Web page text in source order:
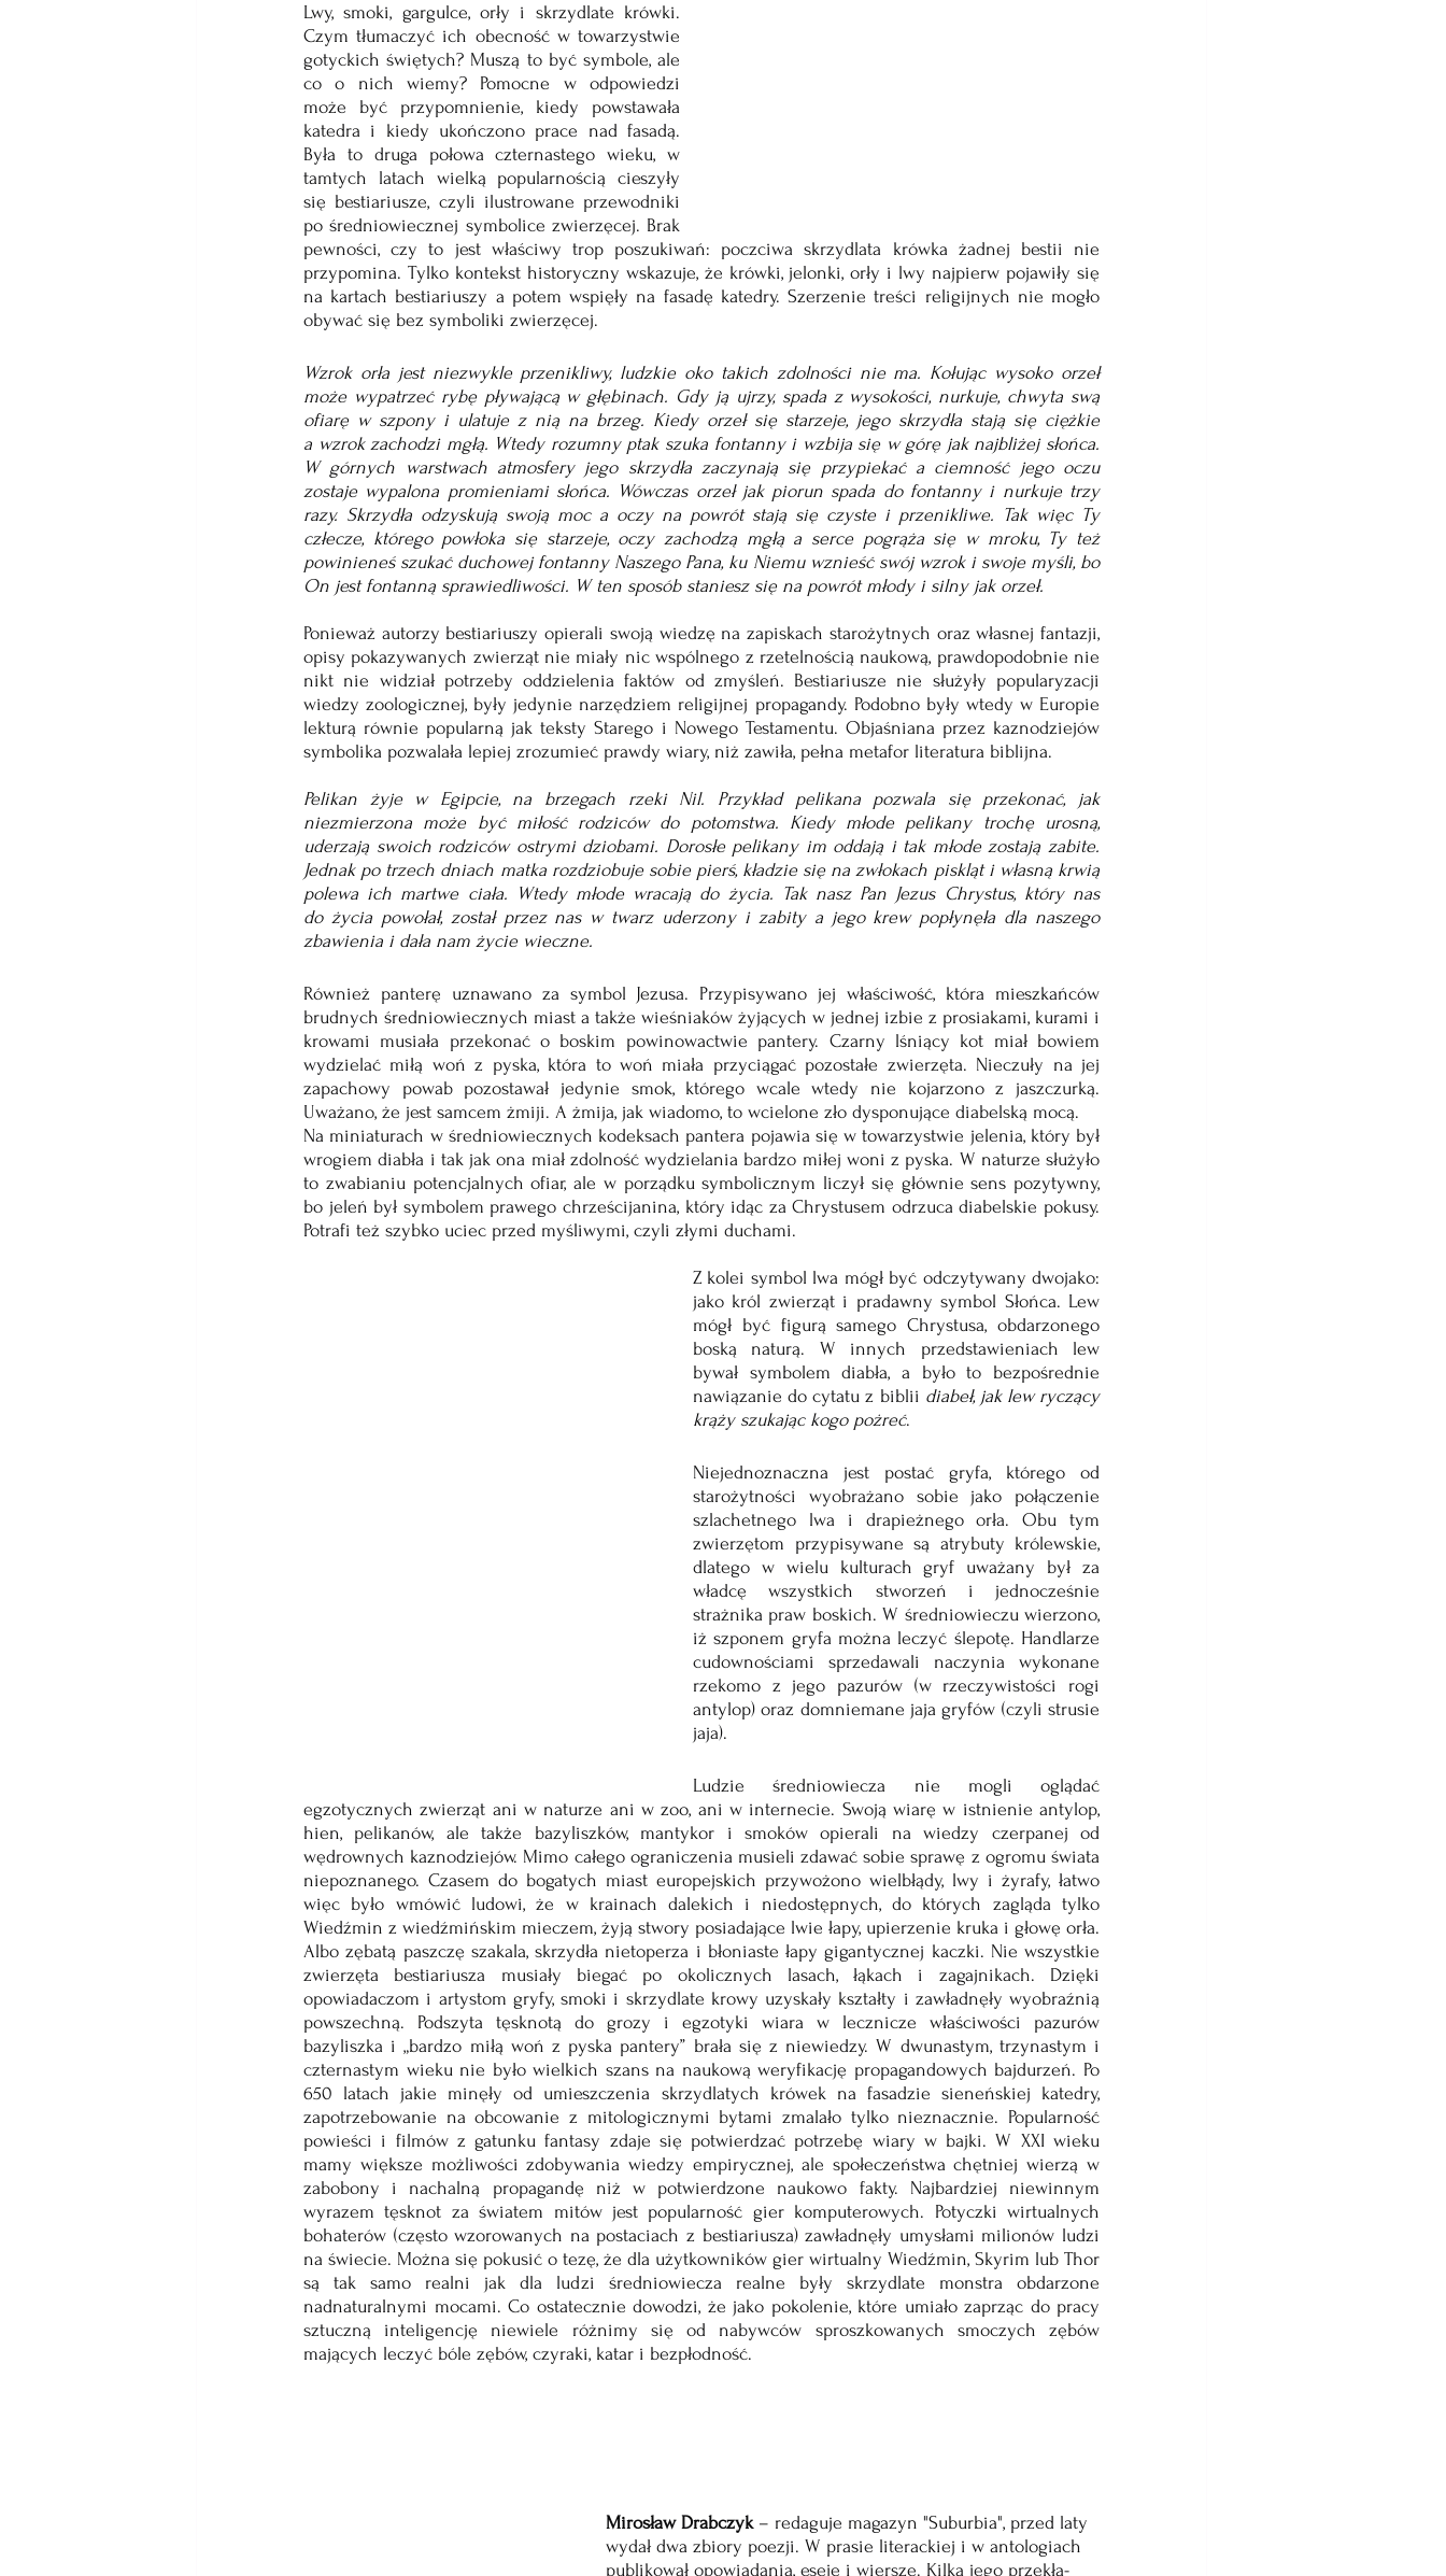
Lwy, smoki, gargulce, orły i skrzydlate krówki.
Czym tłumaczyć ich obecność w towarzystwie
gotyckich świętych? Muszą to być symbole, ale
co o nich wiemy? Pomocne w odpowiedzi
może być przypomnienie, kiedy powstawała
katedra i kiedy ukończono prace nad fasadą.
Była to druga połowa czternastego wieku, w
tamtych latach wielką popularnością cieszyły
się bestiariusze, czyli ilustrowane przewodniki
po średniowiecznej symbolice zwierzęcej. Brak
pewności, czy to jest właściwy trop poszukiwań: poczciwa skrzydlata krówka żadnej bestii nie
przypomina. Tylko kontekst historyczny wskazuje, że krówki, jelonki, orły i lwy najpierw pojawiły się
na kartach bestiariuszy a potem wspięły na fasadę katedry. Szerzenie treści religijnych nie mogło
obywać się bez symboliki zwierzęcej.
Wzrok orła jest niezwykle przenikliwy, ludzkie oko takich zdolności nie ma. Kołując wysoko orzeł
może wypatrzeć rybę pływającą w głębinach. Gdy ją ujrzy, spada z wysokości, nurkuje, chwyta swą
ofiarę w szpony i ulatuje z nią na brzeg. Kiedy orzeł się starzeje, jego skrzydła stają się ciężkie
a wzrok zachodzi mgłą. Wtedy rozumny ptak szuka fontanny i wzbija się w górę jak najbliżej słońca.
W górnych warstwach atmosfery jego skrzydła zaczynają się przypiekać a ciemność jego oczu
zostaje wypalona promieniami słońca. Wówczas orzeł jak piorun spada do fontanny i nurkuje trzy
razy. Skrzydła odzyskują swoją moc a oczy na powrót stają się czyste i przenikliwe. Tak więc Ty
człecze, którego powłoka się starzeje, oczy zachodzą mgłą a serce pogrąża się w mroku, Ty też
powinieneś szukać duchowej fontanny Naszego Pana, ku Niemu wznieść swój wzrok i swoje myśli, bo
On jest fontanną sprawiedliwości. W ten sposób staniesz się na powrót młody i silny jak orzeł.
Ponieważ autorzy bestiariuszy opierali swoją wiedzę na zapiskach starożytnych oraz własnej fantazji,
opisy pokazywanych zwierząt nie miały nic wspólnego z rzetelnością naukową, prawdopodobnie nie
nikt nie widział potrzeby oddzielenia faktów od zmyśleń. Bestiariusze nie służyły popularyzacji
wiedzy zoologicznej, były jedynie narzędziem religijnej propagandy. Podobno były wtedy w Europie
lekturą równie popularną jak teksty Starego i Nowego Testamentu. Objaśniana przez kaznodziejów
symbolika pozwalała lepiej zrozumieć prawdy wiary, niż zawiła, pełna metafor literatura biblijna.
Pelikan żyje w Egipcie, na brzegach rzeki Nil. Przykład pelikana pozwala się przekonać, jak
niezmierzona może być miłość rodziców do potomstwa. Kiedy młode pelikany trochę urosną,
uderzają swoich rodziców ostrymi dziobami. Dorosłe pelikany im oddają i tak młode zostają zabite.
Jednak po trzech dniach matka rozdziobuje sobie pierś, kładzie się na zwłokach piskląt i własną krwią
polewa ich martwe ciała. Wtedy młode wracają do życia. Tak nasz Pan Jezus Chrystus, który nas
do życia powołał, został przez nas w twarz uderzony i zabity a jego krew popłynęła dla naszego
zbawienia i dała nam życie wieczne.
Również panterę uznawano za symbol Jezusa. Przypisywano jej właściwość, która mieszkańców
brudnych średniowiecznych miast a także wieśniaków żyjących w jednej izbie z prosiakami, kurami i
krowami musiała przekonać o boskim powinowactwie pantery. Czarny lśniący kot miał bowiem
wydzielać miłą woń z pyska, która to woń miała przyciągać pozostałe zwierzęta. Nieczuły na jej
zapachowy powab pozostawał jedynie smok, którego wcale wtedy nie kojarzono z jaszczurką.
Uważano, że jest samcem żmiji. A żmija, jak wiadomo, to wcielone zło dysponujące diabelską mocą.
Na miniaturach w średniowiecznych kodeksach pantera pojawia się w towarzystwie jelenia, który był
wrogiem diabła i tak jak ona miał zdolność wydzielania bardzo miłej woni z pyska. W naturze służyło
to zwabianiu potencjalnych ofiar, ale w porządku symbolicznym liczył się głównie sens pozytywny,
bo jeleń był symbolem prawego chrześcijanina, który idąc za Chrystusem odrzuca diabelskie pokusy.
Potrafi też szybko uciec przed myśliwymi, czyli złymi duchami.
Z kolei symbol lwa mógł być odczytywany dwojako:
jako król zwierząt i pradawny symbol Słońca. Lew
mógł być figurą samego Chrystusa, obdarzonego
boską naturą. W innych przedstawieniach lew
bywał symbolem diabła, a było to bezpośrednie
nawiązanie do cytatu z biblii diabeł, jak lew ryczący
krąży szukając kogo pożreć.
Niejednoznaczna jest postać gryfa, którego od
starożytności wyobrażano sobie jako połączenie
szlachetnego lwa i drapieżnego orła. Obu tym
zwierzętom przypisywane są atrybuty królewskie,
dlatego w wielu kulturach gryf uważany był za
władcę wszystkich stworzeń i jednocześnie
strażnika praw boskich. W średniowieczu wierzono,
iż szponem gryfa można leczyć ślepotę. Handlarze
cudownościami sprzedawali naczynia wykonane
rzekomo z jego pazurów (w rzeczywistości rogi
antylop) oraz domniemane jaja gryfów (czyli strusie
jaja).
Ludzie średniowiecza nie mogli oglądać
egzotycznych zwierząt ani w naturze ani w zoo, ani w internecie. Swoją wiarę w istnienie antylop,
hien, pelikanów, ale także bazyliszków, mantykor i smoków opierali na wiedzy czerpanej od
wędrownych kaznodziejów. Mimo całego ograniczenia musieli zdawać sobie sprawę z ogromu świata
niepoznanego. Czasem do bogatych miast europejskich przywożono wielbłądy, lwy i żyrafy, łatwo
więc było wmówić ludowi, że w krainach dalekich i niedostępnych, do których zagląda tylko
Wiedźmin z wiedźmińskim mieczem, żyją stwory posiadające lwie łapy, upierzenie kruka i głowę orła.
Albo zębatą paszczę szakala, skrzydła nietoperza i błoniaste łapy gigantycznej kaczki. Nie wszystkie
zwierzęta bestiariusza musiały biegać po okolicznych lasach, łąkach i zagajnikach. Dzięki
opowiadaczom i artystom gryfy, smoki i skrzydlate krowy uzyskały kształty i zawładnęły wyobraźnią
powszechną. Podszyta tęsknotą do grozy i egzotyki wiara w lecznicze właściwości pazurów
bazyliszka i „bardzo miłą woń z pyska pantery” brała się z niewiedzy. W dwunastym, trzynastym i
czternastym wieku nie było wielkich szans na naukową weryfikację propagandowych bajdurzeń. Po
650 latach jakie minęły od umieszczenia skrzydlatych krówek na fasadzie sieneńskiej katedry,
zapotrzebowanie na obcowanie z mitologicznymi bytami zmalało tylko nieznacznie. Popularność
powieści i filmów z gatunku fantasy zdaje się potwierdzać potrzebę wiary w bajki. W XXI wieku
mamy większe możliwości zdobywania wiedzy empirycznej, ale społeczeństwa chętniej wierzą w
zabobony i nachalną propagandę niż w potwierdzone naukowo fakty. Najbardziej niewinnym
wyrazem tęsknot za światem mitów jest popularność gier komputerowych. Potyczki wirtualnych
bohaterów (często wzorowanych na postaciach z bestiariusza) zawładnęły umysłami milionów ludzi
na świecie. Można się pokusić o tezę, że dla użytkowników gier wirtualny Wiedźmin, Skyrim lub Thor
są tak samo realni jak dla ludzi średniowiecza realne były skrzydlate monstra obdarzone
nadnaturalnymi mocami. Co ostatecznie dowodzi, że jako pokolenie, które umiało zaprząc do pracy
sztuczną inteligencję niewiele różnimy się od nabywców sproszkowanych smoczych zębów
mających leczyć bóle zębów, czyraki, katar i bezpłodność.
Mirosław Drabczyk – redaguje magazyn "Suburbia", przed laty
wy­dał dwa zbiory poezji. W pra­sie li­te­rac­kiej i w antologiach
pu­bli­ko­wał opo­wia­da­nia, ese­je i wier­sze. Kil­ka jego prze­kła­